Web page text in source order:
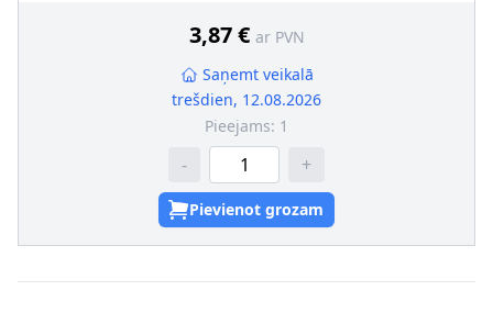
3,87 € ar PVN
Saņemt veikalā
trešdien, 12.08.2026
Pieejams: 1
- +
Pievienot grozam